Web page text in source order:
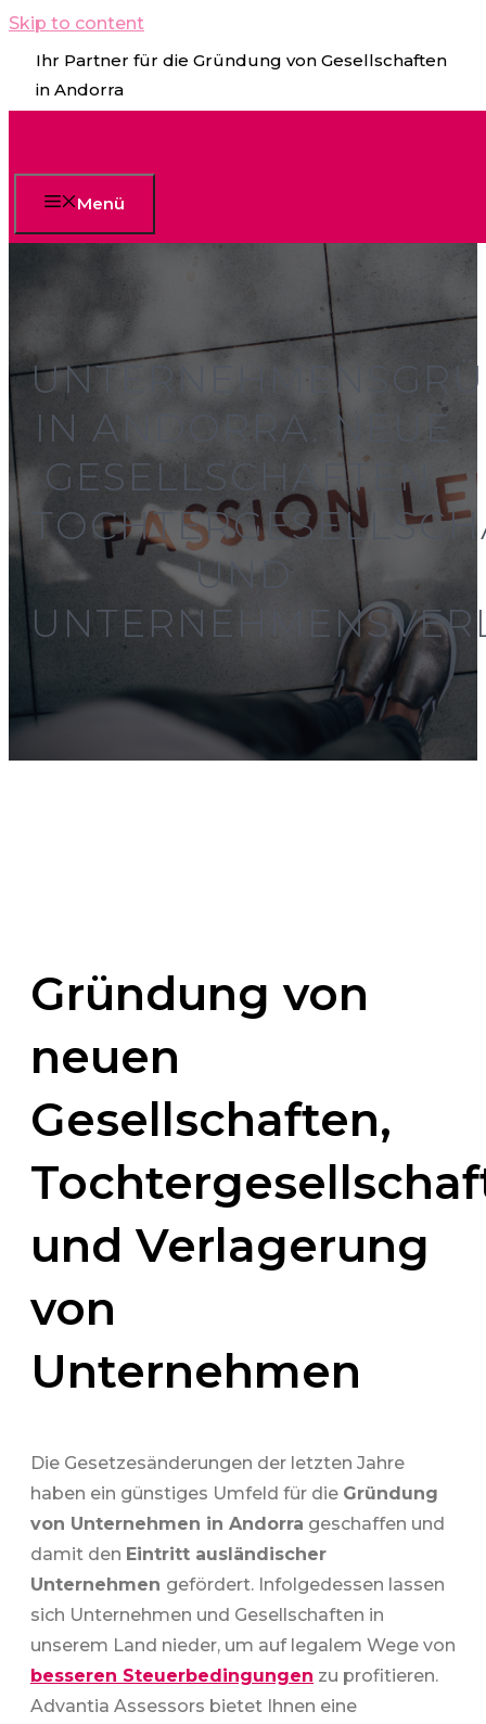
Skip to content
Ihr Partner für die Gründung von Gesellschaften
in Andorra
Menü
IN ANDORRA. NEUE
GESELLSCHAFTEN,
UND
Gründung von
neuen
Gesellschaften,
und Verlagerung
von
Unternehmen
Die Gesetzesänderungen der letzten Jahre
haben ein günstiges Umfeld für die Gründung
von Unternehmen in Andorra geschaffen und
damit den Eintritt ausländischer
Unternehmen gefördert. Infolgedessen lassen
sich Unternehmen und Gesellschaften in
unserem Land nieder, um auf legalem Wege von
besseren Steuerbedingungen zu profitieren.
Advantia Assessors bietet Ihnen eine